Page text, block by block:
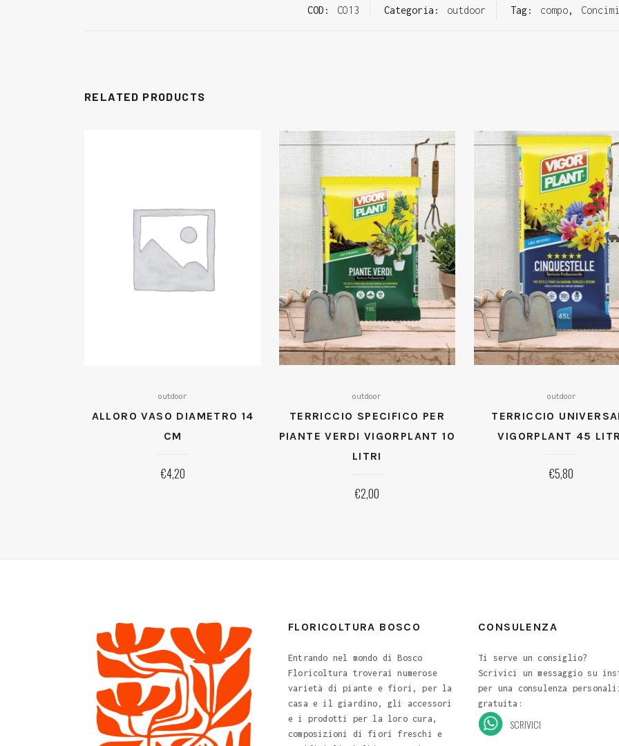
COD: CO13 Categoria: outdoor Tag: compo, Concimi
RELATED PRODUCTS
outdoor
ALLORO VASO DIAMETRO 14
CM
€4,20
outdoor
TERRICCIO SPECIFICO PER
PIANTE VERDI VIGORPLANT 10
LITRI
€2,00
outdoor
TERRICCIO
VIGORPLANT 45
€5,80
FLORICOLTURA BOSCO
Entrando nel mondo di Bosco
Floricoltura troverai numerose
varietà di piante e fiori, per la
casa e il giardino, gli accessori
e i prodotti per la loro cura,
composizioni di fiori freschi e
CONSULENZA
Ti serve un consiglio?
Scrivici un messaggio su
per una consulenza
gratuita:
SCRIVICI